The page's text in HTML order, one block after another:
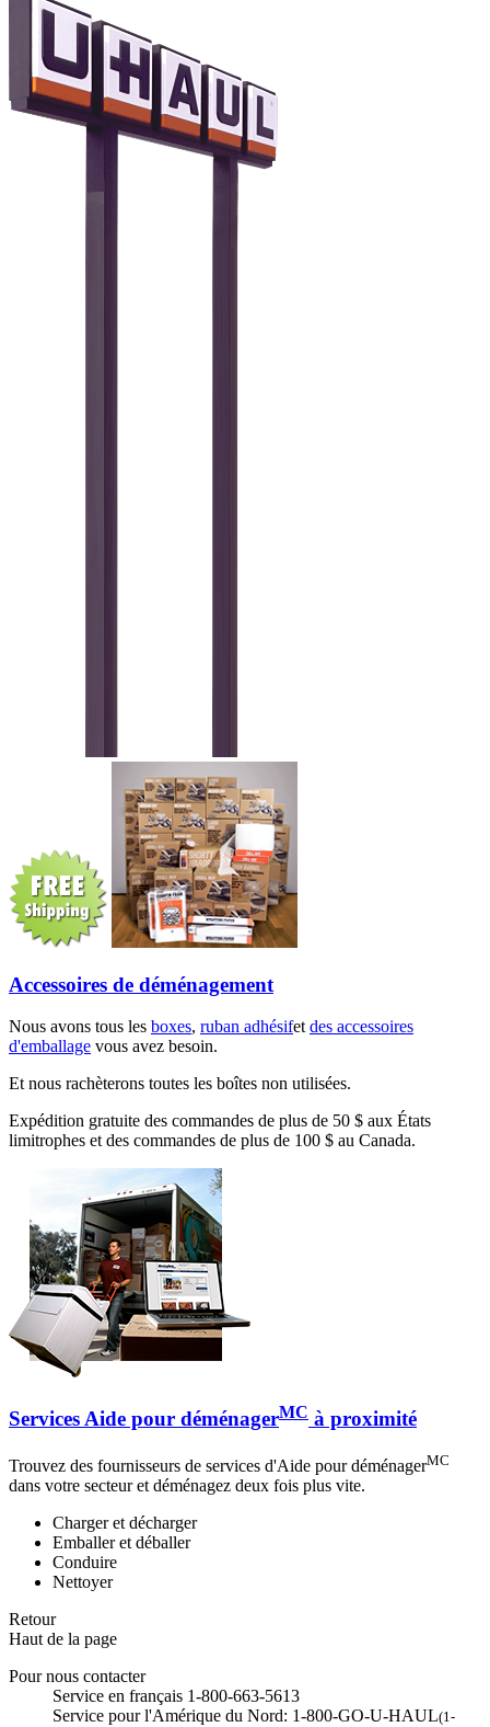
Accessoires de déménagement
Nous avons tous les boxes, ruban adhésifet des accessoires
d'emballage vous avez besoin.
Et nous rachèterons toutes les boîtes non utilisées.
Expédition gratuite des commandes de plus de 50 $ aux États
limitrophes et des commandes de plus de 100 $ au Canada.
Services Aide pour déménagerMC à proximité
Trouvez des fournisseurs de services d'Aide pour déménagerMC
dans votre secteur et déménagez deux fois plus vite.
Charger et décharger
Emballer et déballer
Conduire
Nettoyer
Retour
Haut de la page
Pour nous contacter
Service en français 1-800-663-5613
Service pour l'Amérique du Nord: 1-800-GO-U-HAUL(1-